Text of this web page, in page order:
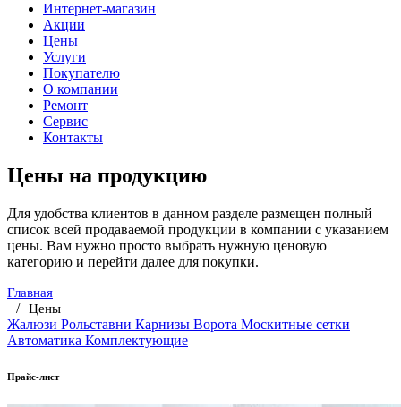
Интернет-магазин
Акции
Цены
Услуги
Покупателю
О компании
Ремонт
Сервис
Контакты
Цены на продукцию
Для удобства клиентов в данном разделе размещен полный
список всей продаваемой продукции в компании с указанием
цены. Вам нужно просто выбрать нужную ценовую
категорию и перейти далее для покупки.
Главная
Цены
Жалюзи Рольставни Карнизы Ворота Москитные сетки
Автоматика Комплектующие
Прайс-лист